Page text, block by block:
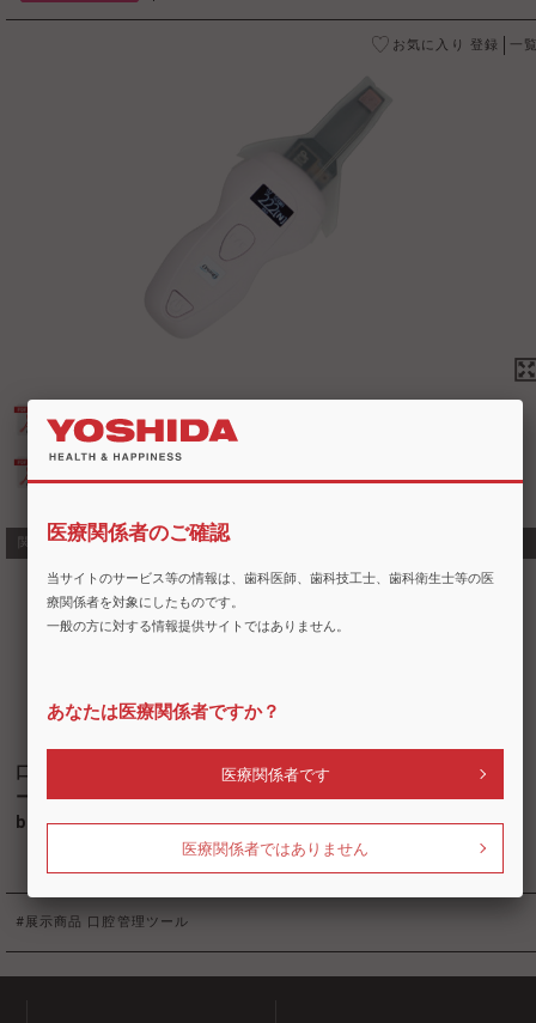
お気に入り 登録 一
カタログ（口腔機能モニター Oramo2）
関連商品・類似商品
口腔機能モニタ
ー Oramo-
bf（オラモ）
#展示商品 口腔管理ツール
医療関係者のご確認
当サイトのサービス等の情報は、歯科医師、歯科技工士、歯科衛生士等の医
療関係者を対象にしたものです。
一般の方に対する情報提供サイトではありません。
あなたは医療関係者ですか？
医療関係者です
医療関係者ではありません